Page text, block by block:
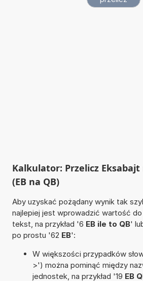
Kalkulator: Przelicz
(EB na QB)
Aby uzyskać pożądany wynik tak
najlepiej jest wprowadzić wartość
tekst, na przykład '6 EB ile to QB'
po prostu '62 EB':
W większości przypadków
>') można pominąć między
jednostek, na przykład '19 EB